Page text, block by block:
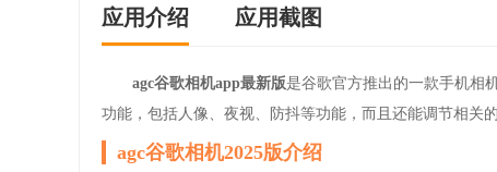
应用介绍 应用截图
agc谷歌相机app最新版是谷歌官方推出的一款手机相
功能，包括人像、夜视、防抖等功能，而且还能调节相关
agc谷歌相机2025版介绍